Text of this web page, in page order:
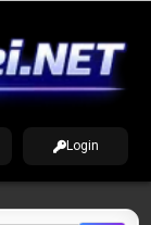
Login